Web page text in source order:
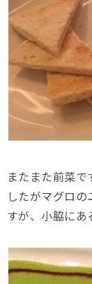
またまた前菜
したがマグロ
すが、小脇にあ